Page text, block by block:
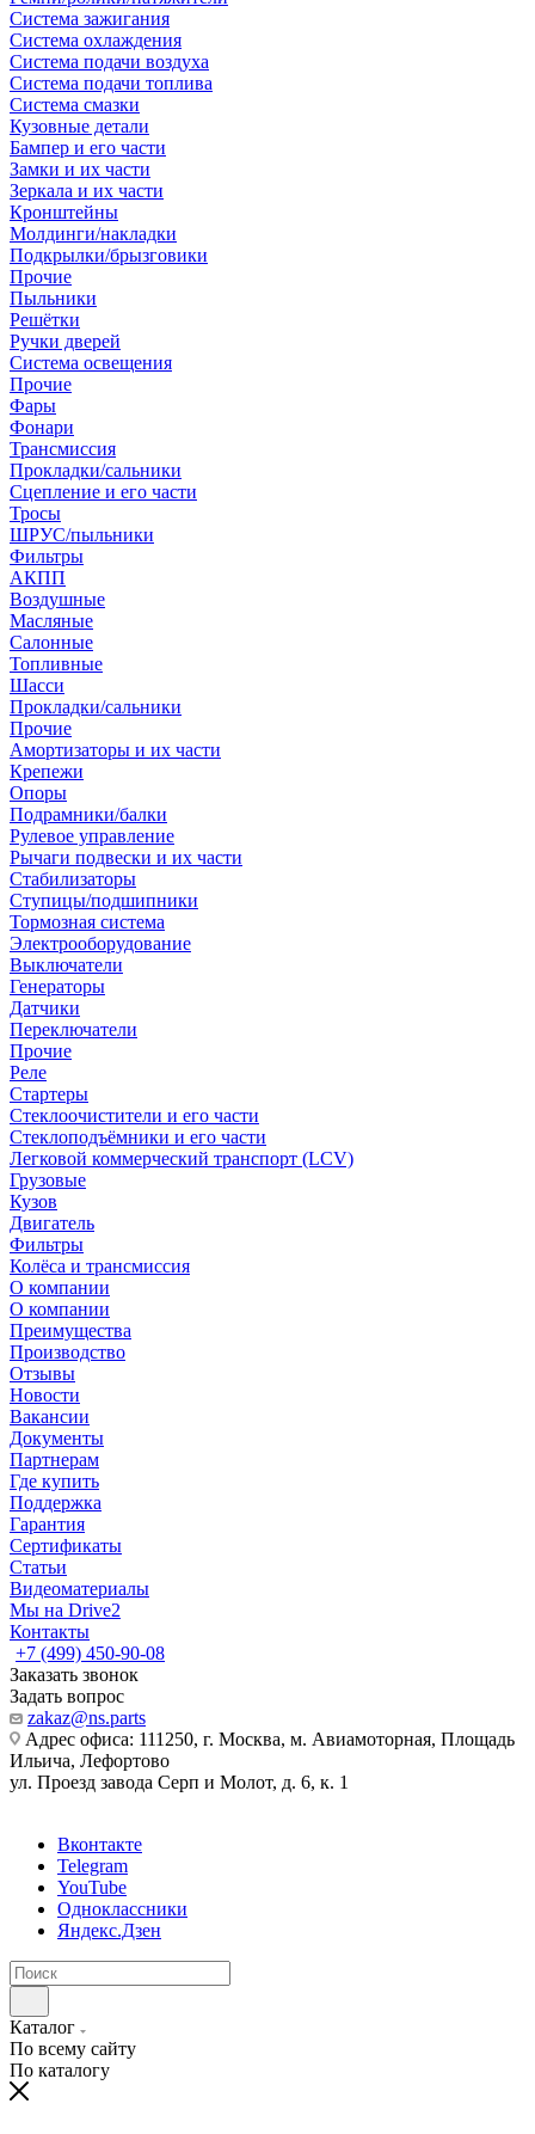
Система зажигания
Система охлаждения
Система подачи воздуха
Система подачи топлива
Система смазки
Кузовные детали
Бампер и его части
Замки и их части
Зеркала и их части
Кронштейны
Молдинги/накладки
Подкрылки/брызговики
Прочие
Пыльники
Решётки
Ручки дверей
Система освещения
Прочие
Фары
Фонари
Трансмиссия
Прокладки/сальники
Сцепление и его части
Тросы
ШРУС/пыльники
Фильтры
АКПП
Воздушные
Масляные
Салонные
Топливные
Шасси
Прокладки/сальники
Прочие
Амортизаторы и их части
Крепежи
Опоры
Подрамники/балки
Рулевое управление
Рычаги подвески и их части
Стабилизаторы
Ступицы/подшипники
Тормозная система
Электрооборудование
Выключатели
Генераторы
Датчики
Переключатели
Прочие
Реле
Стартеры
Стеклоочистители и его части
Стеклоподъёмники и его части
Легковой коммерческий транспорт (LCV)
Грузовые
Кузов
Двигатель
Фильтры
Колёса и трансмиссия
О компании
О компании
Преимущества
Производство
Отзывы
Новости
Вакансии
Документы
Партнерам
Где купить
Поддержка
Гарантия
Сертификаты
Статьи
Видеоматериалы
Мы на Drive2
Контакты
+7 (499) 450-90-08
Заказать звонок
Задать вопрос
zakaz@ns.parts
Адрес офиса: 111250, г. Москва, м. Авиамоторная, Площадь
Ильича, Лефортово
ул. Проезд завода Серп и Молот, д. 6, к. 1
Вконтакте
Telegram
YouTube
Одноклассники
Яндекс.Дзен
Каталог
По всему сайту
По каталогу